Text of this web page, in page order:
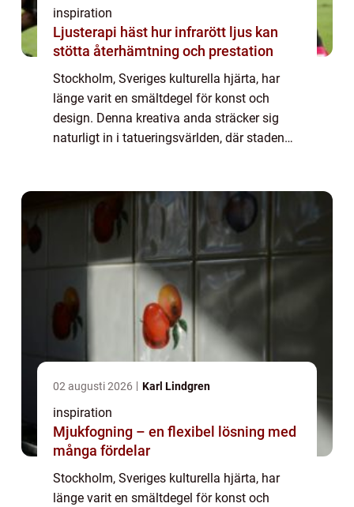
inspiration
Ljusterapi häst hur infrarött ljus kan
stötta återhämtning och prestation
Stockholm, Sveriges kulturella hjärta, har
länge varit en smältdegel för konst och
design. Denna kreativa anda sträcker sig
naturligt in i tatueringsvärlden, där staden
02 augusti 2026 Karl Lindgren
inspiration
Mjukfogning – en flexibel lösning med
många fördelar
Stockholm, Sveriges kulturella hjärta, har
länge varit en smältdegel för konst och